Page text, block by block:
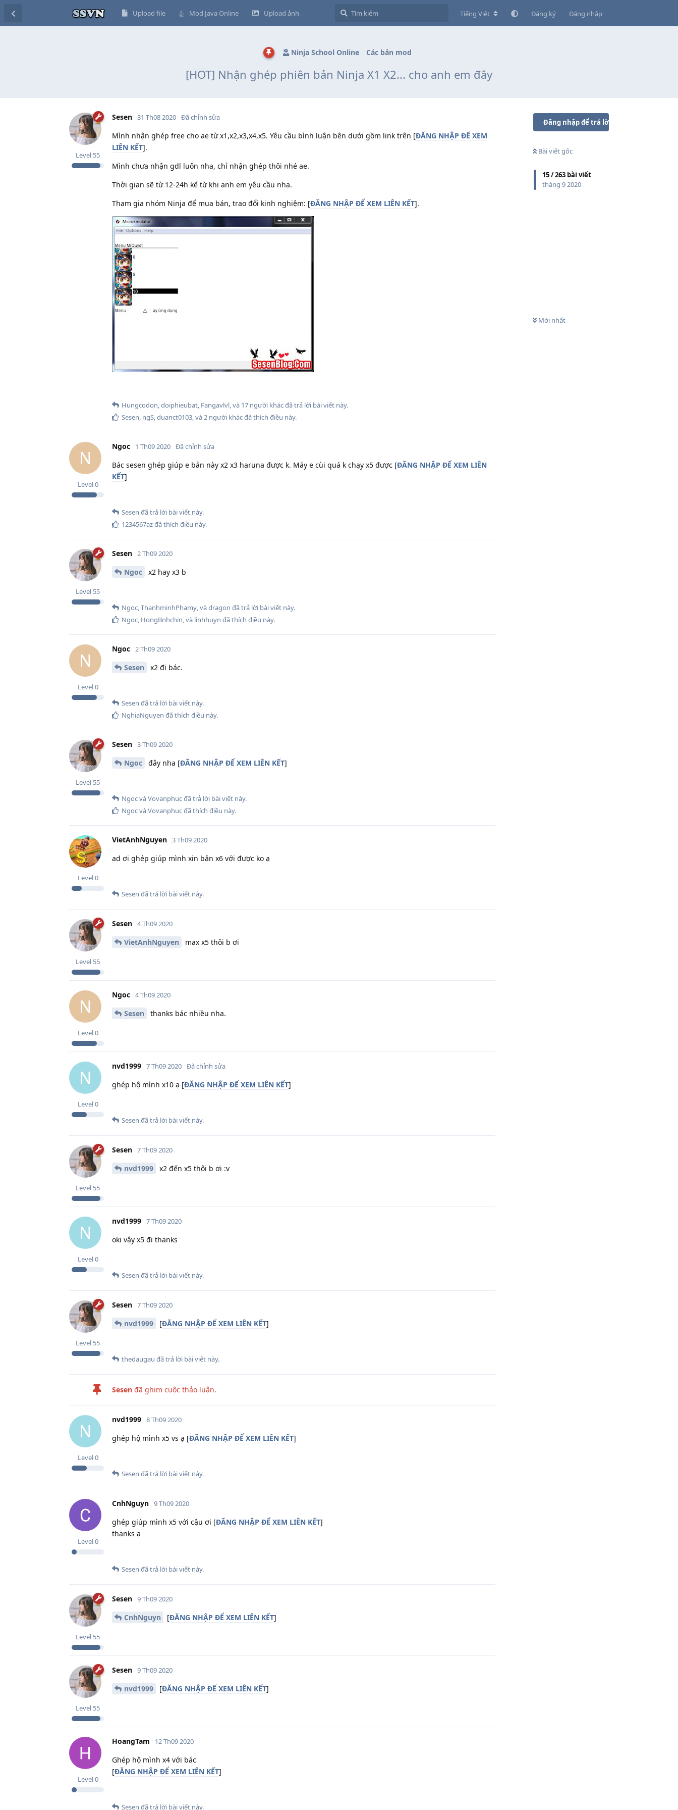
Upload file Mod Java Online Upload ảnh Tiếng Việt Đăng ký Đăng nhập
Ninja School Online Các bản mod
[HOT] Nhận ghép phiên bản Ninja X1 X2... cho anh em đây
Đăng nhập để trả lời
Bài viết gốc
15/263 bài viết
tháng 9 2020
Mới nhất
Sesen
Level 55
31 Th08 2020 Đã chỉnh sửa
Mình nhận ghép free cho ae từ x1,x2,x3,x4,x5. Yêu cầu bình luận bên dưới gồm link trên [ĐĂNG NHẬP ĐỂ XEM
LIÊN KẾT].
Mình chưa nhận gdl luôn nha, chỉ nhận ghép thôi nhé ae.
Thời gian sẽ từ 12-24h kể từ khi anh em yêu cầu nha.
Tham gia nhóm Ninja để mua bán, trao đổi kinh nghiệm: [ĐĂNG NHẬP ĐỂ XEM LIÊN KẾT].
Hungcodon,doiphieubat, Fangavlvl, và 17 người khácđã trả lời bài viết này.
Sesen, ngS,duanct0103, và2 người khácđã thích điều này.
N
Ngoc
Level0
1 Th09 2020 Đã chỉnh sửa
Bác sesen ghép giúp e bản này x2 x3 haruna được k. Máy e cùi quá k chạy x5 được [ĐĂNG NHẬP ĐỂ XEM LIÊN
KẾT]
Sesen đã trả lời bài viết này.
1234567azđã thích điều này.
Sesen
Level 55
2 Th09 2020
Ngoc x2 hay x3 b
Ngoc,ThanhminhPhamy, vàdragon đã trả lời bài viết này.
Ngoc, HongBnhchin, và linhhuyn đã thích điều này.
N
Ngoc
Level0
2 Th09 2020
Sesen x2 đi bác.
Sesen đã trả lời bài viết này.
NghiaNguyen đã thích điều này.
Sesen
Level 55
3 Th09 2020
Ngoc đây nha [ĐĂNG NHẬP ĐỂ XEM LIÊN KẾT]
NgocvàVovanphucđã trả lời bài viết này.
NgocvàVovanphucđã thích điều này.
VietAnhNguyen
Level0
3 Th09 2020
ad ơi ghép giúp mình xin bản x6 với được ko ạ
Sesen đã trả lời bài viết này.
Sesen
Level 55
4 Th09 2020
VietAnhNguyen max x5 thôi b ơi
N
Ngoc
Level0
4 Th09 2020
Sesen thanks bác nhiều nha.
N
nvd1999
Level0
7 Th09 2020 Đã chỉnh sửa
ghép hộ mình x10 ạ [ĐĂNG NHẬP ĐỂ XEM LIÊN KẾT]
Sesen đã trả lời bài viết này.
Sesen
Level 55
7 Th09 2020
nvd1999 x2 đến x5 thôi b ơi :v
N
nvd1999
Level0
7 Th09 2020
oki vậy x5 đi thanks
Sesen đã trả lời bài viết này.
Sesen
Level 55
7 Th09 2020
nvd1999 [ĐĂNG NHẬP ĐỂ XEM LIÊN KẾT]
thedaugau đã trả lời bài viết này.
Sesen đã ghim cuộc thảo luận.
N
nvd1999
Level0
8 Th09 2020
ghép hộ mình x5 vs ạ [ĐĂNG NHẬP ĐỂ XEM LIÊN KẾT]
Sesen đã trả lời bài viết này.
CnhNguyn
Level0
9 Th09 2020
ghép giúp mình x5 với cậu ơi [ĐĂNG NHẬP ĐỂ XEM LIÊN KẾT]
thanks ạ
Sesen đã trả lời bài viết này.
Sesen
Level 55
9 Th09 2020
CnhNguyn [ĐĂNG NHẬP ĐỂ XEM LIÊN KẾT]
Sesen
Level 55
9 Th09 2020
nvd1999 [ĐĂNG NHẬP ĐỂ XEM LIÊN KẾT]
HoangTam
Level0
12 Th09 2020
Ghép hộ mình x4 với bác
[ĐĂNG NHẬP ĐỂ XEM LIÊN KẾT]
Sesen đã trả lời bài viết này.